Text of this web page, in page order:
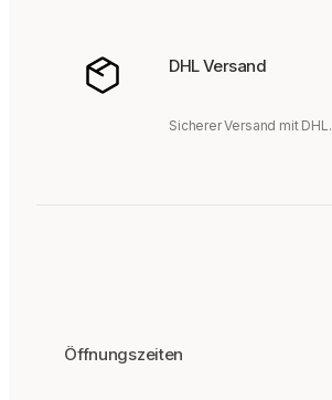
DHL Versand
Sicherer Versand mit DHL.
Öffnungszeiten